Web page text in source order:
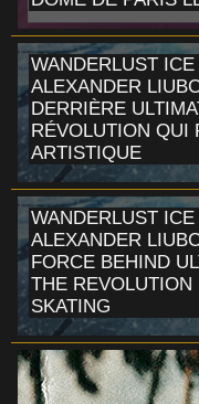
WANDERLUST
ALEXANDER
DERRIÈRE
RÉVOLUTION QUI
ARTISTIQUE
WANDERLUST
ALEXANDER
FORCE BEHIND
THE
SKATING